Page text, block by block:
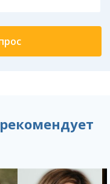
рекомендует